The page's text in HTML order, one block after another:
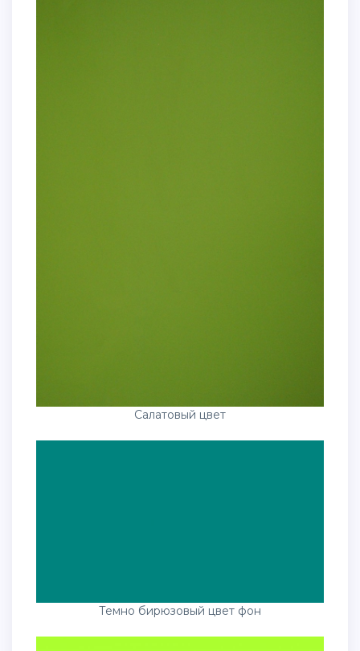
Салатовый цвет
Темно бирюзовый цвет фон